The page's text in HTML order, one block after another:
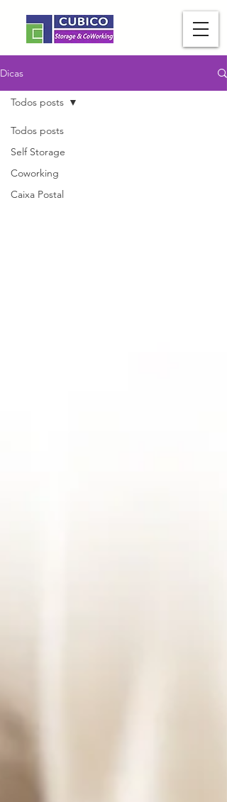
Dicas
Todos posts
Self Storage
Coworking
Caixa Postal
Todos posts